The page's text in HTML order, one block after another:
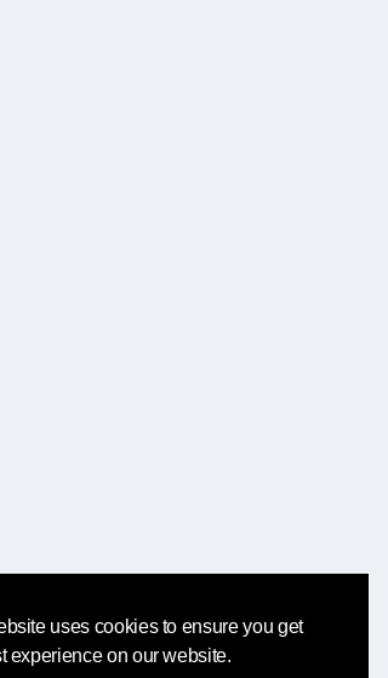
uses cookies to ensure you get
experience on our website.